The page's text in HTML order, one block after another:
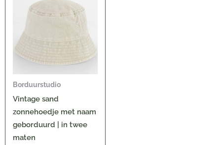
Borduurstudio
Vintage sand
zonnehoedje met naam
geborduurd | in twee
maten